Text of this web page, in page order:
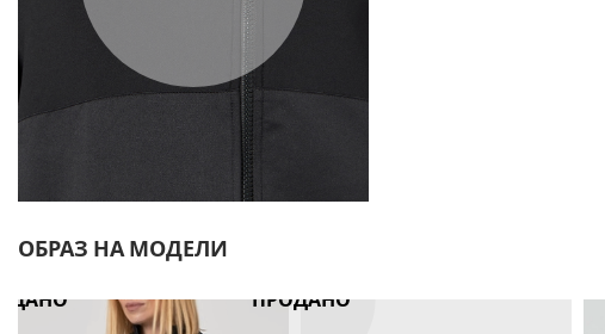
ОБРАЗ НА МОДЕЛИ
ПРОДАНО